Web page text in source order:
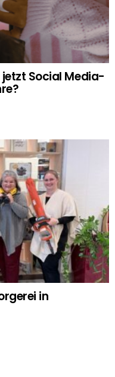
Social Media-
in